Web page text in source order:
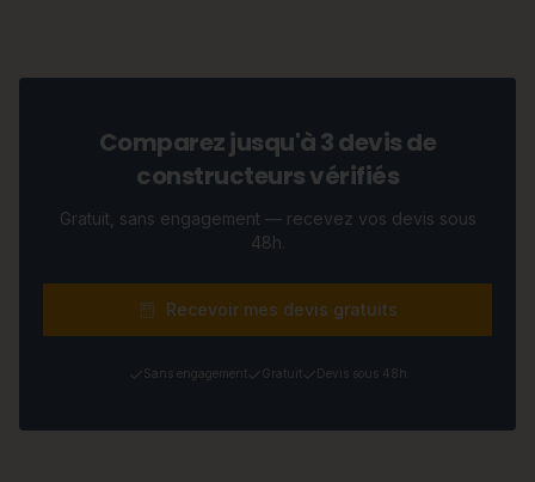
Comparez jusqu'à 3 devis de
constructeurs vérifiés
Gratuit, sans engagement — recevez vos devis sous
48h.
Recevoir mes devis gratuits
Sans engagement Gratuit Devis sous 48h